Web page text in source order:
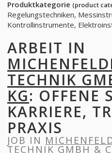
Produktkategorie (product
Regelungstechniken,
Kontrollinstrumente,
ARBEIT IN
TECHNIK
KG: OFFENE
KARRIERE,
PRAXIS
JOB IN
TECHNIK GMBH &